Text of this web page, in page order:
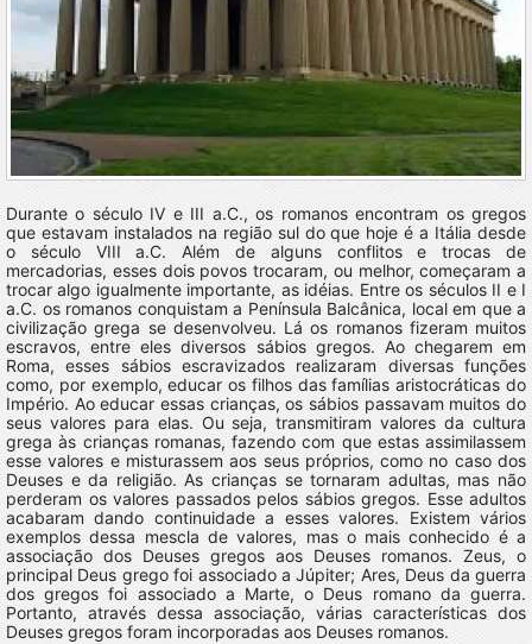
Durante o século IV e III a.C., os romanos encontram os gregos
que estavam instalados na região sul do que hoje é a Itália desde
o século VIII a.C. Além de alguns conflitos e trocas de
mercadorias, esses dois povos trocaram, ou melhor, começaram a
trocar algo igualmente importante, as idéias. Entre os séculos II e I
a.C. os romanos conquistam a Península Balcânica, local em que a
civilização grega se desenvolveu. Lá os romanos fizeram muitos
escravos, entre eles diversos sábios gregos. Ao chegarem em
Roma, esses sábios escravizados realizaram diversas funções
como, por exemplo, educar os filhos das famílias aristocráticas do
Império. Ao educar essas crianças, os sábios passavam muitos do
seus valores para elas. Ou seja, transmitiram valores da cultura
grega às crianças romanas, fazendo com que estas assimilassem
esse valores e misturassem aos seus próprios, como no caso dos
Deuses e da religião. As crianças se tornaram adultas, mas não
perderam os valores passados pelos sábios gregos. Esse adultos
acabaram dando continuidade a esses valores. Existem vários
exemplos dessa mescla de valores, mas o mais conhecido é a
associação dos Deuses gregos aos Deuses romanos. Zeus, o
principal Deus grego foi associado a Júpiter; Ares, Deus da guerra
dos gregos foi associado a Marte, o Deus romano da guerra.
Portanto, através dessa associação, várias características dos
Deuses gregos foram incorporadas aos Deuses romanos.